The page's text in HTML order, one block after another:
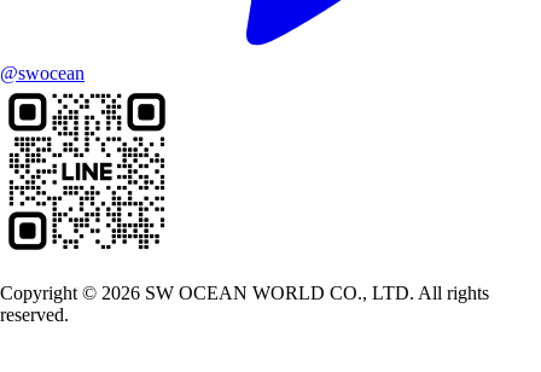
@swocean
Copyright © 2026 SW OCEAN WORLD CO., LTD. All rights
reserved.